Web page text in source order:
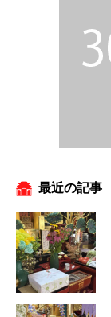
最近の記事